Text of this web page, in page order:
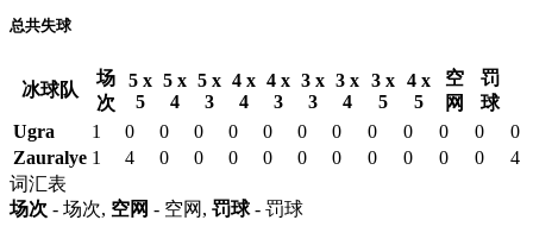
总共失球
冰球队
场
次
5 x
5
5 x
4
5 x
3
4 x
4
4 x
3
3 x
3
3 x
4
3 x
5
4 x
5
空
网
罚
球
Ugra
1 0 0 0 0 0 0 0 0 0 0 0
0
Zauralye 1 4 0 0 0 0 0 0 0 0 0 0
4
词汇表
场次 - 场次, 空网 - 空网, 罚球- 罚球